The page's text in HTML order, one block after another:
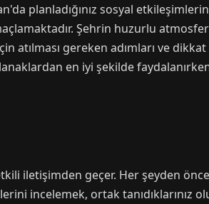
planladığınız sosyal
Şehrin huzurlu
gereken adımları ve dikkat
en iyi şekilde
iletişimden geçer. Her şeyden
incelemek, ortak tanıdıklarınız